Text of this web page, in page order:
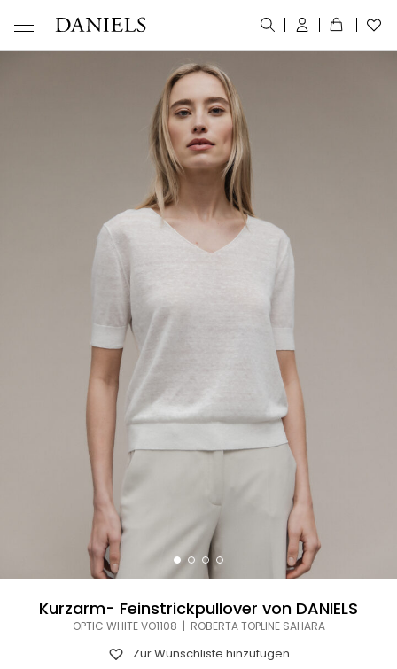
Kurzarm- Feinstrickpullover von DANIELS
OPTIC WHITE VO1108 | ROBERTA TOPLINE SAHARA
Zur Wunschliste hinzufügen